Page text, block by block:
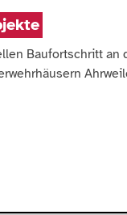
Baufortschritt an